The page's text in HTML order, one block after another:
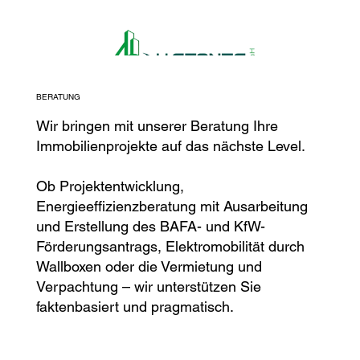
BERATUNG
Wir bringen mit unserer Beratung Ihre
Immobilienprojekte auf das nächste Level.
Ob Projektentwicklung,
Energieeffizienzberatung mit Ausarbeitung
und Erstellung des BAFA- und KfW-
Förderungsantrags, Elektromobilität durch
Wallboxen oder die Vermietung und
Verpachtung – wir unterstützen Sie
faktenbasiert und pragmatisch.